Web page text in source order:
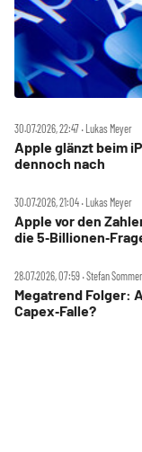
30.07.2026, 22:47 ‧ Lukas Meyer
Apple glänzt beim
dennoch nach
30.07.2026, 21:04 ‧ Lukas Meyer
Apple vor den
die
28.07.2026, 07:59 ‧ Stefan Sommer
Megatrend Folger:
Capex‑Falle?